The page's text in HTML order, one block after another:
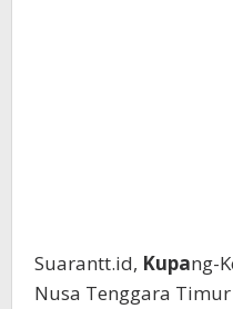
Suarantt.id, Kupang-
Nusa Tenggara